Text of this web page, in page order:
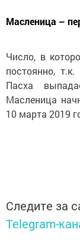
Масленица –
Число, в
постоянно,
Пасха
Масленица
10 марта 2019
Следите за
Telegram-